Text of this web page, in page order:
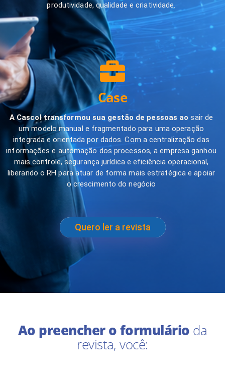
produtividade, qualidade e criatividade.
Case
A Cascol transformou sua gestão de pessoas ao sair de
um modelo manual e fragmentado para uma operação
integrada e orientada por dados. Com a centralização das
informações e automação dos processos, a empresa ganhou
mais controle, segurança jurídica e eficiência operacional,
liberando o RH para atuar de forma mais estratégica e apoiar
o crescimento do negócio
Quero ler a revista
Ao preencher o formulário da
revista, você: